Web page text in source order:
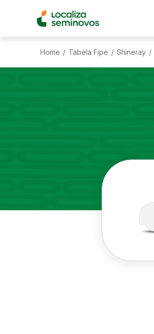
Home / Tabela Fipe / Shineray /